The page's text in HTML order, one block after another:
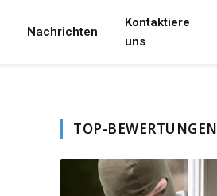
Nachrichten
Kontaktiere
uns
TOP-BEWERTUNGEN